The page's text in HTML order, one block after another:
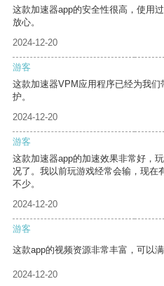
这款加速器app的安全性很高，使用
放心。
2024-12-20
游客
这款加速器VPM应用程序已经为我
护。
2024-12-20
游客
这款加速器app的加速效果非常好，
况了。我以前玩游戏经常会输，现在
不少。
2024-12-20
游客
这款app的视频资源非常丰富，可以
2024-12-20